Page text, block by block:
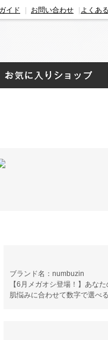
イド お問い合わせ よくあ
ブランド名：numbuzin
【6月メガオシ登場！】あな
肌悩みに合わせて数字で選べ